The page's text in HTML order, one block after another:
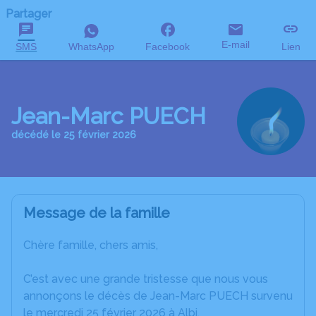
Partager
SMS WhatsApp Facebook E-mail Lien
Jean-Marc PUECH
décédé le 25 février 2026
Message de la famille
Chère famille, chers amis,
C’est avec une grande tristesse que nous vous
annonçons le décès de Jean-Marc PUECH survenu
le mercredi 25 février 2026 à Albi.